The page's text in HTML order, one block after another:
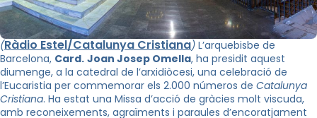
(Ràdio Estel/Catalunya Cristiana) L’arquebisbe de
Barcelona, Card. Joan Josep Omella, ha presidit aquest
diumenge, a la catedral de l’arxidiòcesi, una celebració de
l’Eucaristia per commemorar els 2.000 números de Catalunya
Cristiana. Ha estat una Missa d’acció de gràcies molt viscuda,
amb reconeixements, agraïments i paraules d’encoratjament